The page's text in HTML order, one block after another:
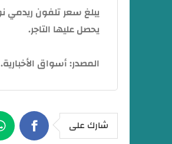
يحصل عليها التاجر.
المصدر: أسواق الأخبارية.
شارك على